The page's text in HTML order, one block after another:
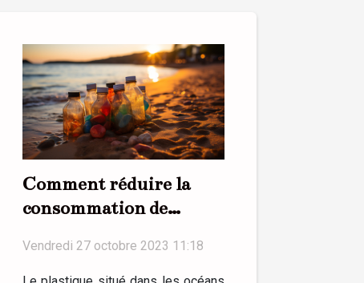
Comment réduire la
consommation de
Vendredi 27 octobre 2023 11:18